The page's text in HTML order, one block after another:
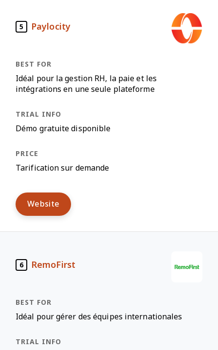
5 Paylocity
Idéal pour la gestion RH, la paie et les
intégrations en une seule plateforme
Démo gratuite disponible
Tarification sur demande
Website
6 RemoFirst
Idéal pour gérer des équipes internationales